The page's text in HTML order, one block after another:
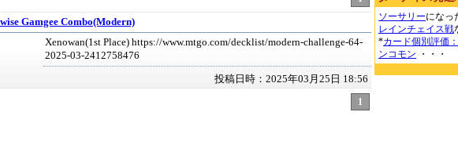
ソーサリーになっ
レインチェイス戦
*カード個別評価
ンコモン ・・・
Gamgee Combo(Modern)
Xenowan(1st Place) https://www.mtgo.com/decklist/modern-challenge-64-
2025-03-2412758476
投稿日時：2025年03月25日 18:56
1